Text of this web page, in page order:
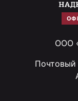
ООО
Почтовый